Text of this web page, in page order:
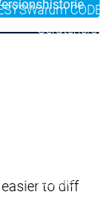
Warum
Geräte
to diff